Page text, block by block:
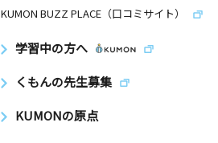
KUMON BUZZ PLACE（口コミサイト）
学習中の方へ
くもんの先生募集
KUMONの原点